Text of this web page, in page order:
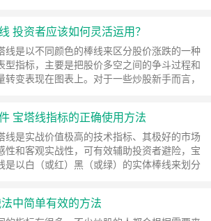
投资者应该如何灵活运用？
线是以不同颜色的棒线来区分股价涨跌的一种
型指标，主要是把股价多空之间的争斗过程和
转变表现在图表上。对于一些炒股新手而言，
宝塔线指标的正确使用方法
线是实战价值极高的技术指标、其极好的市场
性和客观实战性，可有效辅助投资者避险，宝
是以白（或红）黑（或绿）的实体棒线来划分
中简单有效的方法